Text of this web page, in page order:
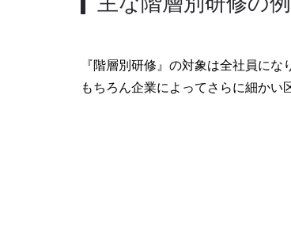
『階層別研修』の対象は全社員に
もちろん企業によってさらに細かい